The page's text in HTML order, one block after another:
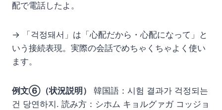
配で電話したよ。
→ 「걱정돼서」は「心配だから・心配になって」と
いう接続表現。実際の会話でめちゃくちゃよく使い
ます。
例文⑥（状況説明）
韓国語：시험 결과가 걱정되는
건 당연하지. 読み方：シホム キョルグァガ コッジョ